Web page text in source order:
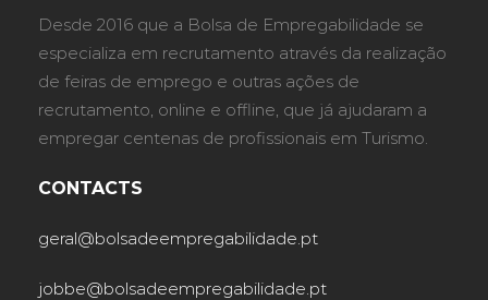
Desde 2016 que a Bolsa de Empregabilidade se
especializa em recrutamento através da realização
de feiras de emprego e outras ações de
recrutamento, online e offline, que já ajudaram a
empregar centenas de profissionais em Turismo.
CONTACTS
geral@bolsadeempregabilidade.pt
jobbe@bolsadeempregabilidade.pt